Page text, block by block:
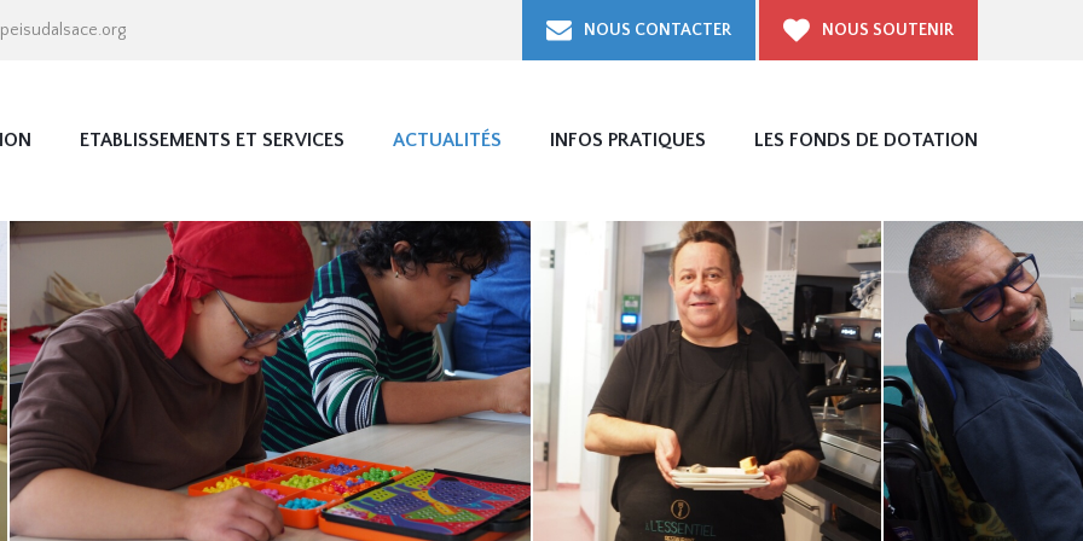
NOUS CONTACTER NOUS SOUTENIR
ETABLISSEMENTS ET SERVICES ACTUALITÉS INFOS PRATIQUES LES FONDS DE DOTATION